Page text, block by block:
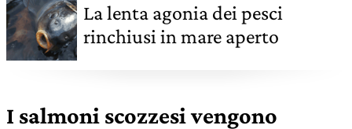
La lenta agonia dei pesci
rinchiusi in mare aperto
I salmoni scozzesi vengono